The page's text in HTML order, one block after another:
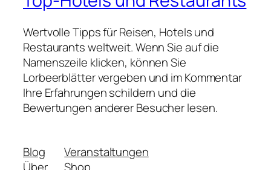
Wertvolle Tipps für Reisen, Hotels und
Restaurants weltweit. Wenn Sie auf die
Namenszeile klicken, können Sie
Lorbeerblätter vergeben und im Kommentar
Ihre Erfahrungen schildern und die
Bewertungen anderer Besucher lesen.
Blog
Veranstaltungen